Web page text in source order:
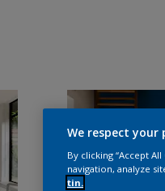
We respect your
By clicking “Accept
navigation, analyze
tin.